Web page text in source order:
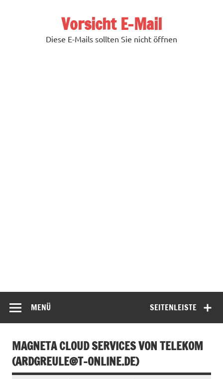
Vorsicht E-Mail
Diese E-Mails sollten Sie nicht öffnen
SEITENLEISTE
MENÜ
MAGNETA CLOUD SERVICES VON TELEKOM
(ARDGREULE@T-ONLINE.DE)